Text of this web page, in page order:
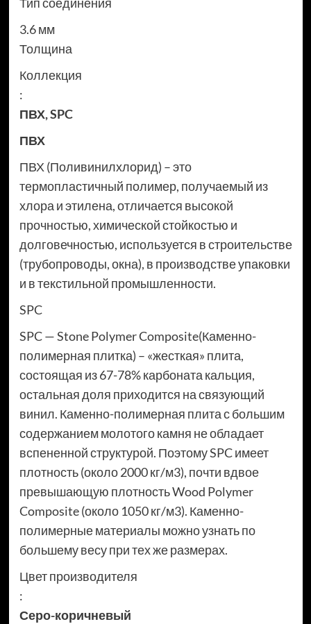
3.6 мм
Толщина
Коллекция
:
ПВХ,SPC
ПВХ
ПВХ (Поливинилхлорид) – это
термопластичный полимер, получаемый из
хлора и этилена, отличается высокой
прочностью, химической стойкостью и
долговечностью, используется в строительстве
(трубопроводы, окна), в производстве упаковки
и в текстильной промышленности.
SPC
SPC — Stone Polymer Composite(Каменно-
полимерная плитка) – «жесткая» плита,
состоящая из 67-78% карбоната кальция,
остальная доля приходится на связующий
винил. Каменно-полимерная плита с большим
содержанием молотого камня не обладает
вспененной структурой. Поэтому SPC имеет
плотность (около 2000 кг/м3), почти вдвое
превышающую плотность Wood Polymer
Composite (около 1050 кг/м3). Каменно-
полимерные материалы можно узнать по
большему весу при тех же размерах.
Цвет производителя
:
Серо-коричневый